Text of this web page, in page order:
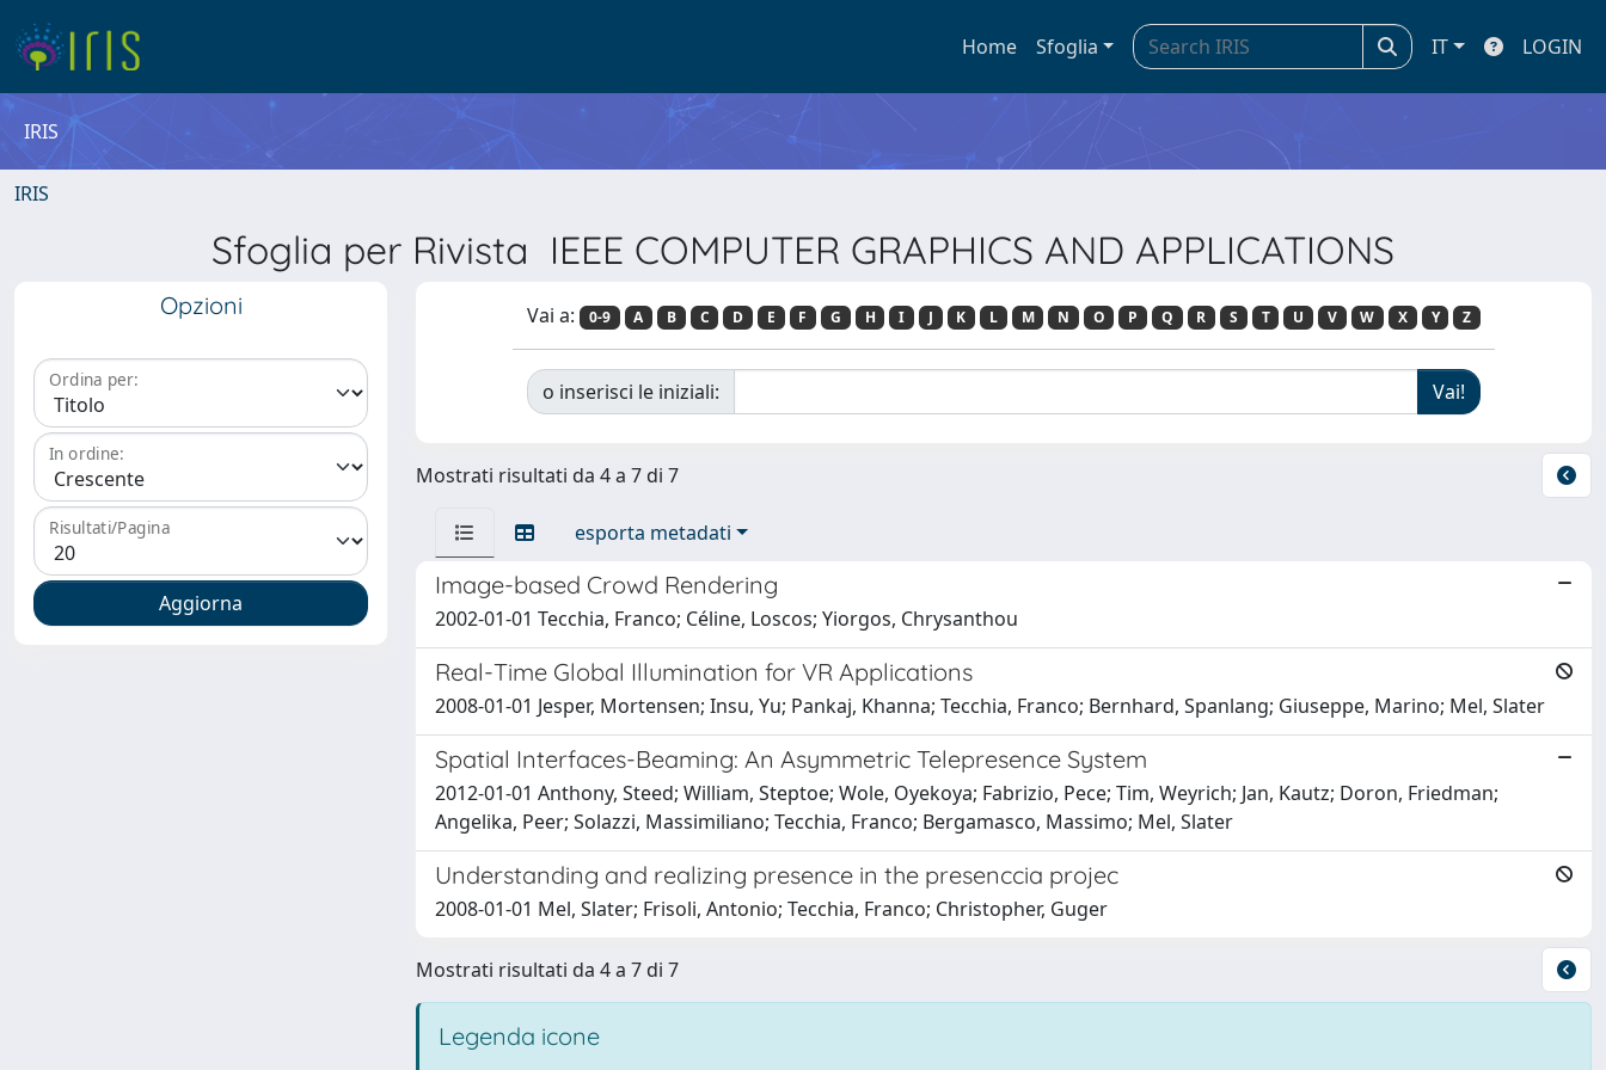
Home Sfoglia IT LOGIN
IRIS
IRIS
Sfoglia per Rivista IEEE COMPUTER GRAPHICS AND APPLICATIONS
Opzioni
Ordina per:
In ordine:
Risultati/Pagina
Vai a: 0-9 A B C D E F G H I J K L M N O P Q R S T U V W X Y Z
o inserisci le iniziali:
Mostrati risultati da 4 a 7 di 7
esporta metadati
Image-based Crowd Rendering
2002-01-01 Tecchia, Franco; Céline, Loscos; Yiorgos, Chrysanthou
Real-Time Global Illumination for VR Applications
2008-01-01 Jesper, Mortensen; Insu, Yu; Pankaj, Khanna; Tecchia, Franco; Bernhard, Spanlang; Giuseppe, Marino; Mel, Slater
Spatial Interfaces-Beaming: An Asymmetric Telepresence System
2012-01-01 Anthony, Steed; William, Steptoe; Wole, Oyekoya; Fabrizio, Pece; Tim, Weyrich; Jan, Kautz; Doron, Friedman;
Angelika, Peer; Solazzi, Massimiliano; Tecchia, Franco; Bergamasco, Massimo; Mel, Slater
Understanding and realizing presence in the presenccia projec
2008-01-01 Mel, Slater; Frisoli, Antonio; Tecchia, Franco; Christopher, Guger
Mostrati risultati da 4 a 7 di 7
Legenda icone